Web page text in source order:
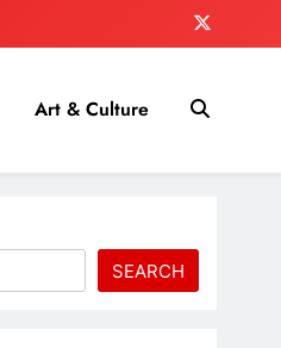
Art & Culture
SEARCH